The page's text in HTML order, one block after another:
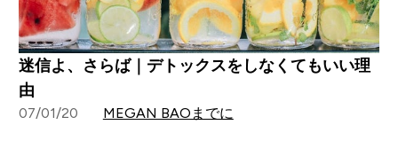
迷信よ、さらば｜デトックスをしなくてもいい理
由
07/01/20 MEGAN BAOまでに